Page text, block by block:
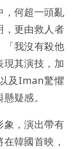
，何超一頭亂
，更由救人者
「我沒有殺他
其演技，加
及Iman驚懼
疑感。
象，演出帶有
韓國首映，